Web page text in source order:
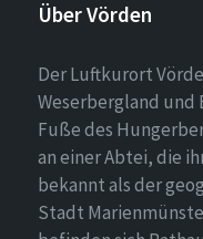
Über Vörden
Der Luftkurort
Weserbergland und
Fuße des
an einer Abtei, die
bekannt als der
Stadt